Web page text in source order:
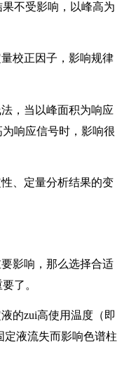
不受影响，以峰高为
校正因子，影响规律
，当以峰面积为响应
响应信号时，影响很
、定量分析结果的变
影响，那么选择合适
了。
的zui高使用温度（即
定液流失而影响色谱柱